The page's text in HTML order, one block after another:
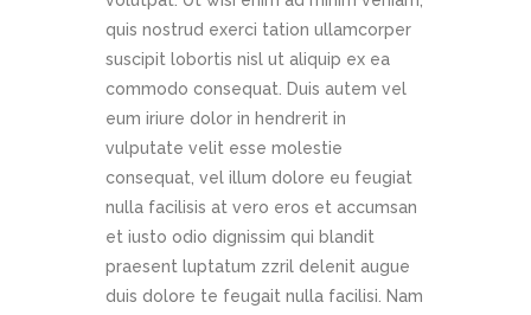
quis nostrud exerci tation ullamcorper
suscipit lobortis nisl ut aliquip ex ea
commodo consequat. Duis autem vel
eum iriure dolor in hendrerit in
vulputate velit esse molestie
consequat, vel illum dolore eu feugiat
nulla facilisis at vero eros et accumsan
et iusto odio dignissim qui blandit
praesent luptatum zzril delenit augue
duis dolore te feugait nulla facilisi. Nam